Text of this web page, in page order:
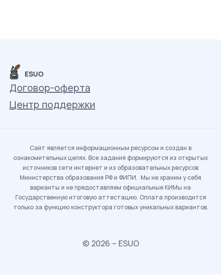
ESUO
Договор-оферта
Центр поддержки
Сайт является информационным ресурсом и создан в
ознакомительных целях. Все задания формируются из открытых
источников сети интернет и из образовательных ресурсов
Министерства образования РФ и ФИПИ. Мы не храним у себя
варианты и не предоставляем официальные КИМы на
Государственную итоговую аттестацию. Оплата производится
только за функцию конструктора готовых уникальных вариантов.
© 2026 – ESUO